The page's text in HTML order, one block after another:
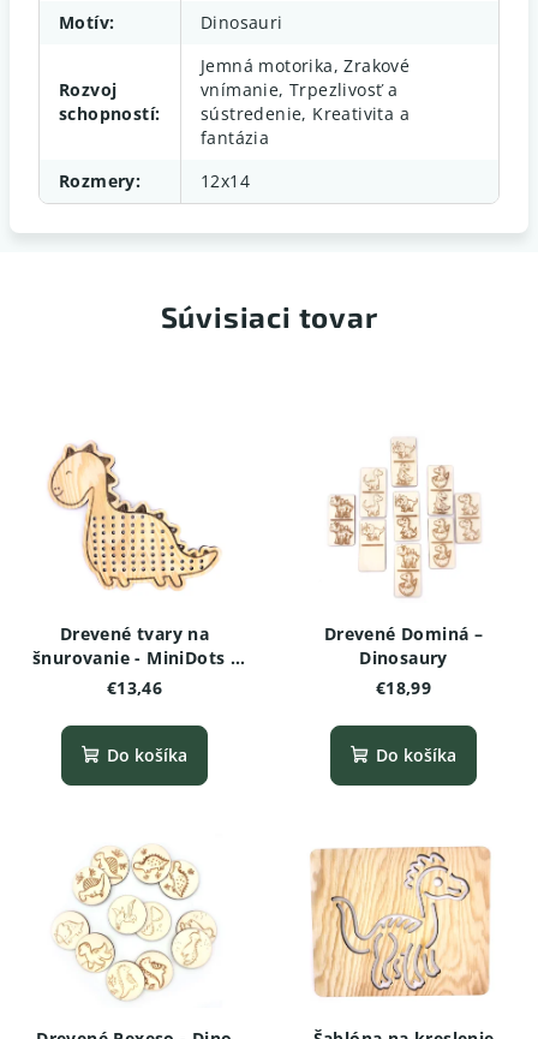
Motív: Dinosauri
Rozvoj
schopností:
Jemná motorika, Zrakové
vnímanie, Trpezlivosť a
sústredenie, Kreativita a
fantázia
Rozmery: 12x14
Súvisiaci tovar
Drevené tvary na
šnurovanie - MiniDots -
Dinosaurus
€13,46
Do košíka
Drevené Dominá –
Dinosaury
€18,99
Do košíka